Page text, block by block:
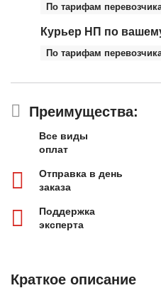
По тарифам
Курьер НП по
По тарифам
Преимущества:
Все виды
оплат
Отправка в день
заказа
Поддержка
эксперта
Краткое описание